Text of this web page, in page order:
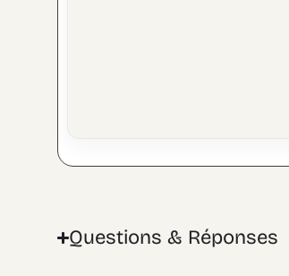
Questions & Réponses